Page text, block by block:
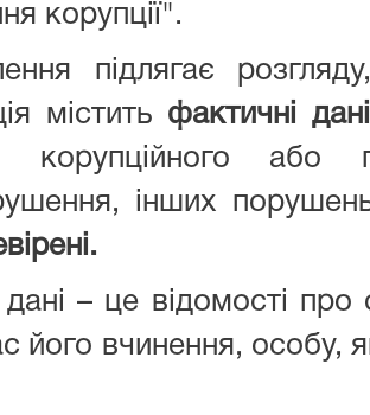
корупції".
підлягає
містить фактичні
корупційного або
інших
дані – це відомості
його вчинення,